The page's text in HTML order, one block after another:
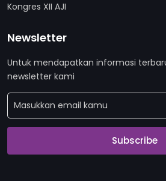
Kongres XII AJI
Newsletter
Untuk mendapatkan informasi
newsletter kami
Subscribe